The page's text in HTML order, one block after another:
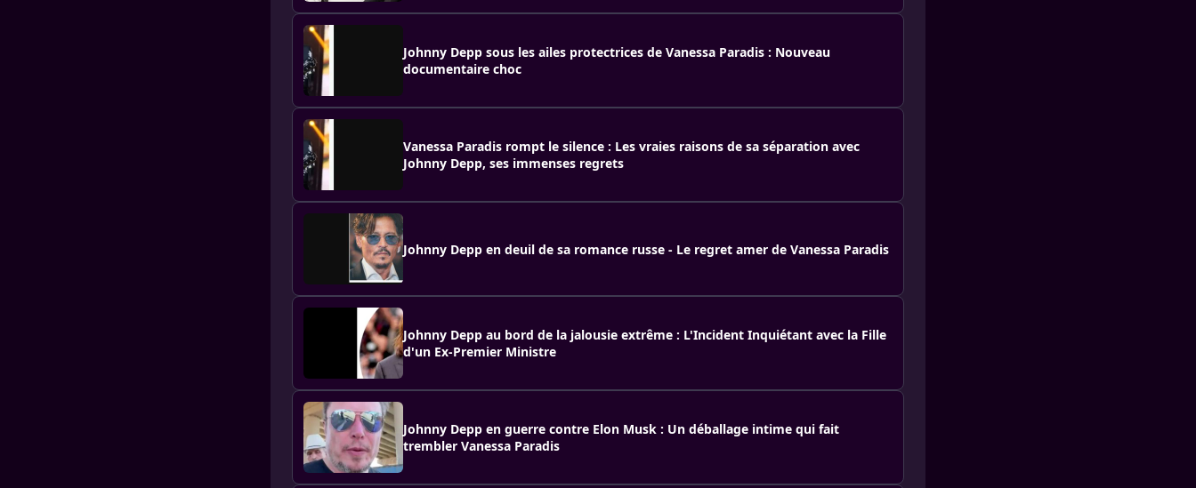
Johnny Depp sous les ailes protectrices de Vanessa Paradis : Nouveau
documentaire choc
Vanessa Paradis rompt le silence : Les vraies raisons de sa séparation avec
Johnny Depp, ses immenses regrets
Johnny Depp en deuil de sa romance russe - Le regret amer de Vanessa Paradis
Johnny Depp au bord de la jalousie extrême : L'Incident Inquiétant avec la Fille
d'un Ex-Premier Ministre
Johnny Depp en guerre contre Elon Musk : Un déballage intime qui fait
trembler Vanessa Paradis